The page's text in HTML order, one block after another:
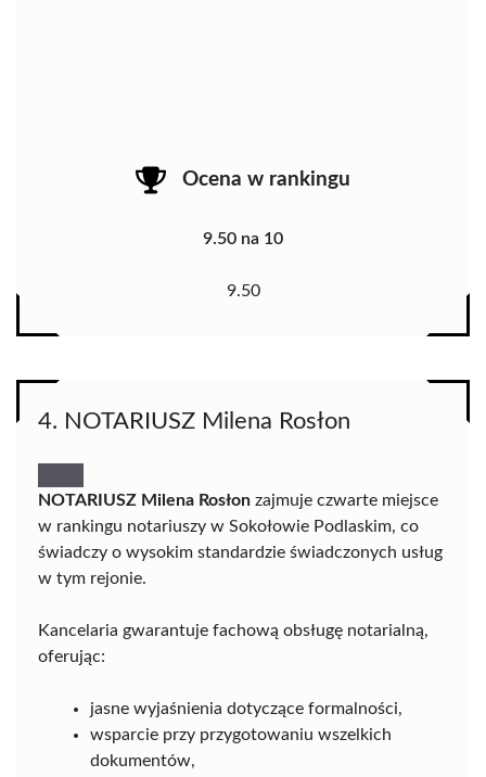
Ocena w rankingu
9.50 na 10
9.50
4. NOTARIUSZ Milena Rosłon
NOTARIUSZ Milena Rosłon zajmuje czwarte miejsce
w rankingu notariuszy w Sokołowie Podlaskim, co
świadczy o wysokim standardzie świadczonych usług
w tym rejonie.
Kancelaria gwarantuje fachową obsługę notarialną,
oferując:
jasne wyjaśnienia dotyczące formalności,
wsparcie przy przygotowaniu wszelkich
dokumentów,